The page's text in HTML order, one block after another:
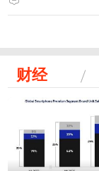
财经